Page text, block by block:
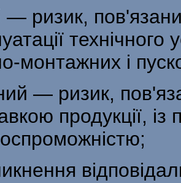
— ризик,
монтажних і
— ризик,
продукції,